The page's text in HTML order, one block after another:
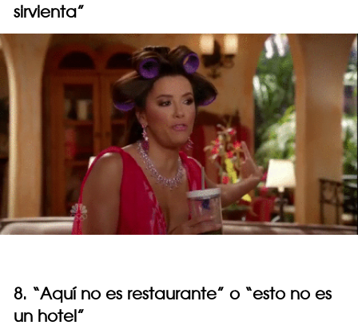
sirvienta”
8. “Aquí no es restaurante” o “esto no es
un hotel”